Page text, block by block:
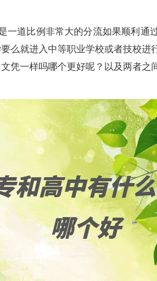
道比例非常大的分流如果顺利通
么就进入中等职业学校或者技校进
凭一样吗哪个更好呢？以及两者之